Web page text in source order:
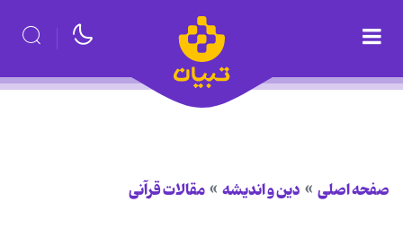
صفحه اصلی دین و اندیشه مقالات قرآنی